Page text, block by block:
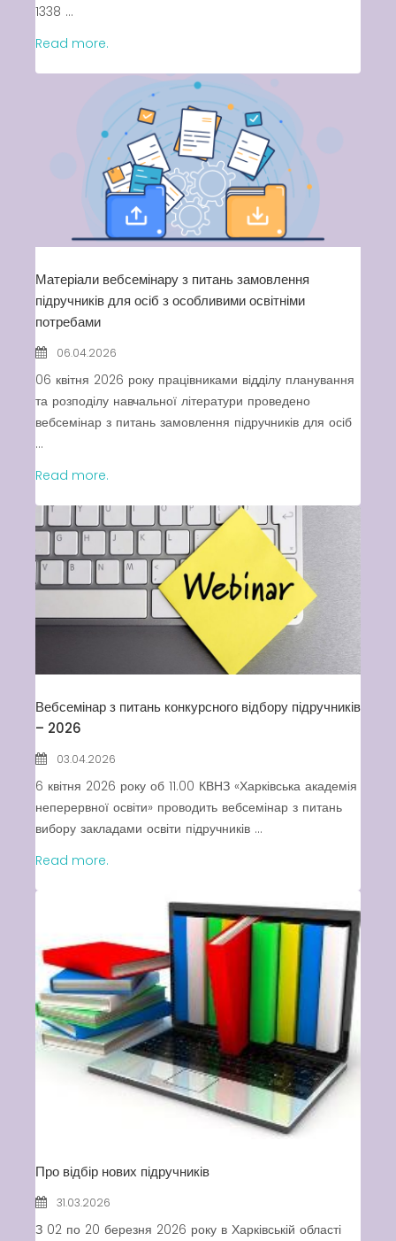
1338 ...
Read more.
Матеріали вебсемінару з питань замовлення
підручників для осіб з особливими освітніми
потребами
06.04.2026
06 квітня 2026 року працівниками відділу планування
та розподілу навчальної літератури проведено
вебсемінар з питань замовлення підручників для осіб
...
Read more.
Вебсемінар з питань конкурсного відбору підручників
– 2026
03.04.2026
6 квітня 2026 року об 11.00 КВНЗ «Харківська академія
неперервної освіти» проводить вебсемінар з питань
вибору закладами освіти підручників ...
Read more.
Про відбір нових підручників
31.03.2026
З 02 по 20 березня 2026 року в Харківській області